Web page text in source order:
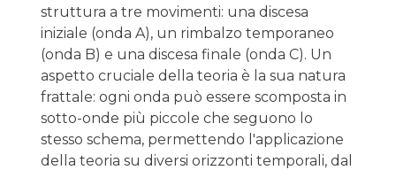
struttura a tre movimenti: una discesa
iniziale (onda A), un rimbalzo temporaneo
(onda B) e una discesa finale (onda C). Un
aspetto cruciale della teoria è la sua natura
frattale: ogni onda può essere scomposta in
sotto-onde più piccole che seguono lo
stesso schema, permettendo l'applicazione
della teoria su diversi orizzonti temporali, dal